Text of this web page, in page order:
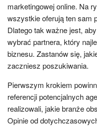
marketingowej online. Na
wszystkie oferują ten sam
Dlatego tak ważne jest,
wybrać partnera, który
biznesu. Zastanów się,
zaczniesz poszukiwania.
Pierwszym krokiem
referencji potencjalnych
realizowali, jakie branże
Opinie od